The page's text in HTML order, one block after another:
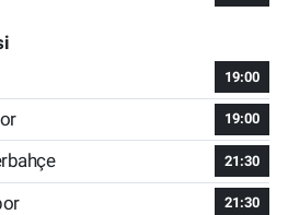
19:00
19:00
21:30
21:30